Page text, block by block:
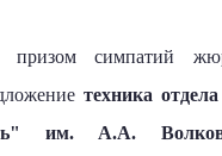
призом симпатий
техника
им. А.А.